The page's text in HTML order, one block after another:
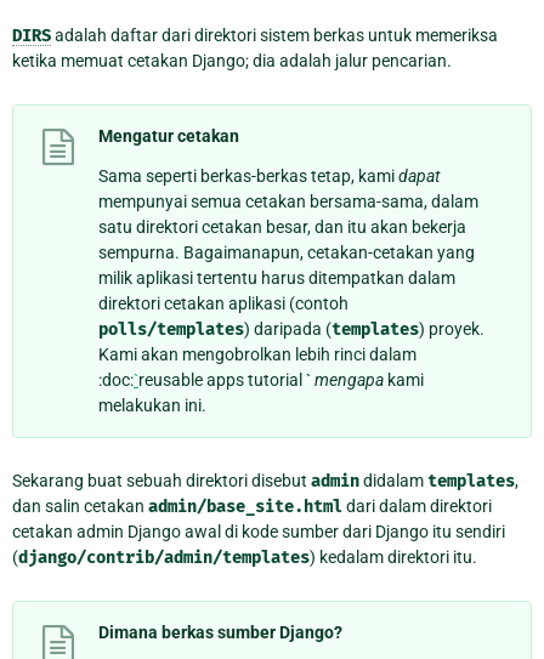
DIRSadalah daftar dari direktori sistem berkas untuk memeriksa
ketika memuat cetakan Django; dia adalah jalur pencarian.
Mengatur cetakan
Sama seperti berkas-berkas tetap, kamidapat
mempunyai semua cetakan bersama-sama, dalam
satu direktori cetakan besar, dan itu akan bekerja
sempurna. Bagaimanapun, cetakan-cetakan yang
milik aplikasi tertentu harus ditempatkan dalam
direktori cetakan aplikasi (contoh
polls/templates) daripada (templates) proyek.
Kami akan mengobrolkan lebih rinci dalam
:doc:`reusable apps tutorial ` mengapa kami
melakukan ini.
Sekarang buat sebuah direktori disebut admindidalamtemplates,
dan salin cetakan admin/base_site.htmldari dalam direktori
cetakan admin Django awal di kode sumber dari Django itu sendiri
(django/contrib/admin/templates) kedalam direktori itu.
Dimana berkas sumber Django?